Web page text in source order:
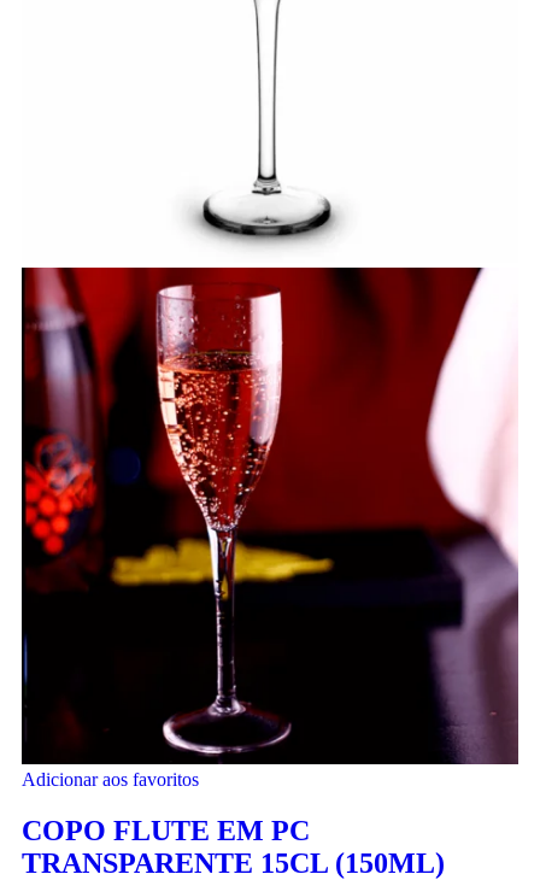
Adicionar aos favoritos
COPO FLUTE EM PC
TRANSPARENTE 15CL (150ML)